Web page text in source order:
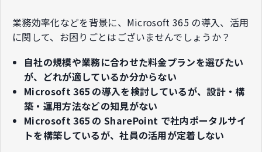
業務効率化などを背景に、Microsoft 365 の導入、活用
に関して、​お困りごとはございませんでしょうか？​
自社の規模や業務に合わせた料金プランを選びたい
が、どれが適しているか分からない
Microsoft 365 の導入を検討しているが、設計・構
築・運用方法などの知見がない
Microsoft 365 の SharePoint で社内ポータルサイ
トを構築しているが、社員の活用が定着しない​